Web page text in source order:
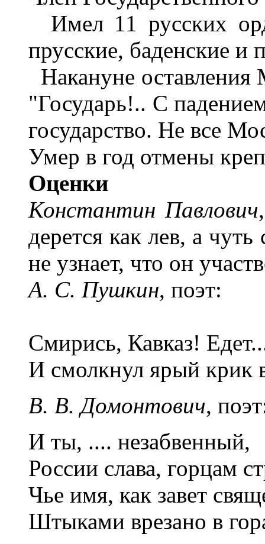
Имел 11 русских
прусские, баденские и
Накануне
"Государь!.. С
государство. Не все
Умер в год отмены
Оценки
Константин Павлович
дерется как лев, а
не узнает, что он
А. С. Пушкин, поэт:
Смирись, Кавказ!
И смолкнул ярый крик
В. В. Домонтович,
И ты, .... незабвенный,
России слава, горцам
Чье имя, как завет
Штыками врезано в